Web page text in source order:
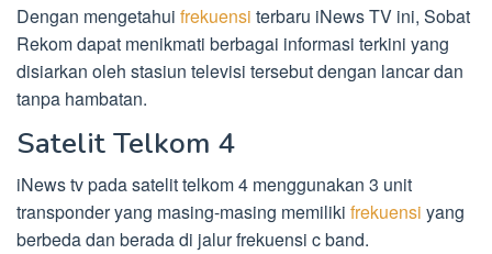
Dengan mengetahui frekuensi terbaru iNews TV ini, Sobat
Rekom dapat menikmati berbagai informasi terkini yang
disiarkan oleh stasiun televisi tersebut dengan lancar dan
tanpa hambatan.
Satelit Telkom 4
iNews tv pada satelit telkom 4 menggunakan 3 unit
transponder yang masing-masing memiliki frekuensi yang
berbeda dan berada di jalur frekuensi c band.